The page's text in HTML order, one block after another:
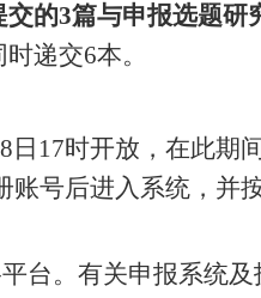
交的3篇与申报选题研
时递交6本。
日 17时开放，在此期
账号后进入系统，并
台。有关申报系统